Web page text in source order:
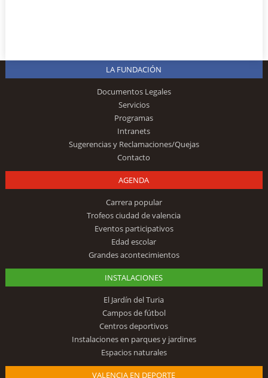
LA FUNDACIÓN
Documentos Legales
Servicios
Programas
Intranets
Sugerencias y Reclamaciones/Quejas
Contacto
AGENDA
Carrera popular
Trofeos ciudad de valencia
Eventos participativos
Edad escolar
Grandes acontecimientos
INSTALACIONES
El Jardín del Turia
Campos de fútbol
Centros deportivos
Instalaciones en parques y jardines
Espacios naturales
VALENCIA EN DEPORTE